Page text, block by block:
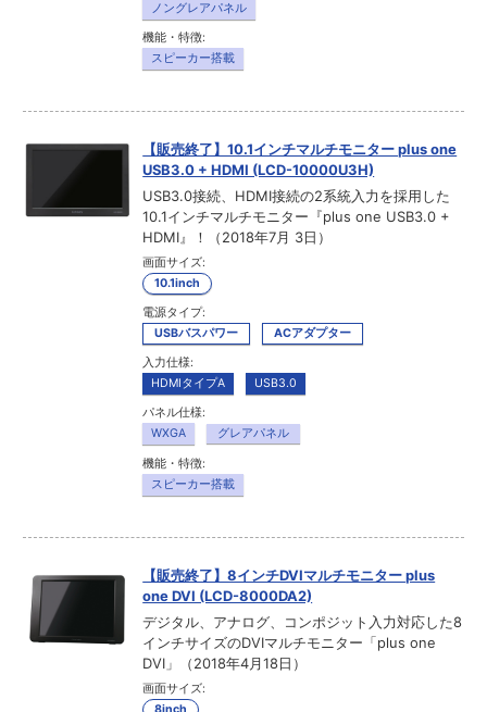
ノングレアパネル
機能・特徴:
スピーカー搭載
【販売終了】10.1インチマルチモニター plus one
USB3.0 + HDMI (LCD-10000U3H)
USB3.0接続、HDMI接続の2系統入力を採用した
10.1インチマルチモニター『plus one USB3.0 +
HDMI』！（2018年7月 3日）
画面サイズ:
10.1inch
電源タイプ:
USBバスパワー
ACアダプター
入力仕様:
HDMIタイプA
USB3.0
パネル仕様:
WXGA
グレアパネル
機能・特徴:
スピーカー搭載
【販売終了】8インチDVIマルチモニター plus
one DVI (LCD-8000DA2)
デジタル、アナログ、コンポジット入力対応した8
インチサイズのDVIマルチモニター「plus one
DVI」（2018年4月18日）
画面サイズ: